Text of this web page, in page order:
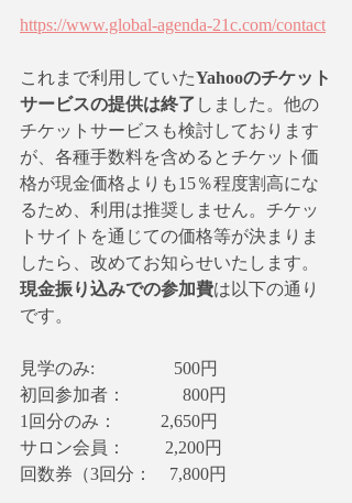
https://www.global-agenda-21c.com/contact
これまで利用していたYahooのチケット
サービスの提供は終了 しました。他の
チケットサービスも検討しております
が、各種手数料を含めるとチケット価
格が現金価格よりも15％程度割高にな
るため、利用は推奨しません。チケッ
トサイトを通じての価格等が決まりま
したら、改めてお知らせいたします。
現金振り込みでの参加費は以下の通り
です。
見学のみ: 　　　　 500円
初回参加者： 　　　800円
1回分のみ：  　　2,650円
サロン会員： 　　2,200円
回数券（3回分：　7,800円